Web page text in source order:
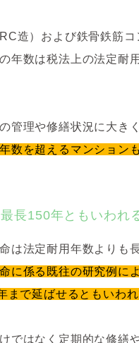
造）および鉄骨鉄筋
年数は税法上の法定耐
管理や修繕状況に大き
数を超えるマンション
長150年ともいわれ
は法定耐用年数よりも
に係る既往の研究例
まで延ばせるともいわ
ではなく定期的な修繕